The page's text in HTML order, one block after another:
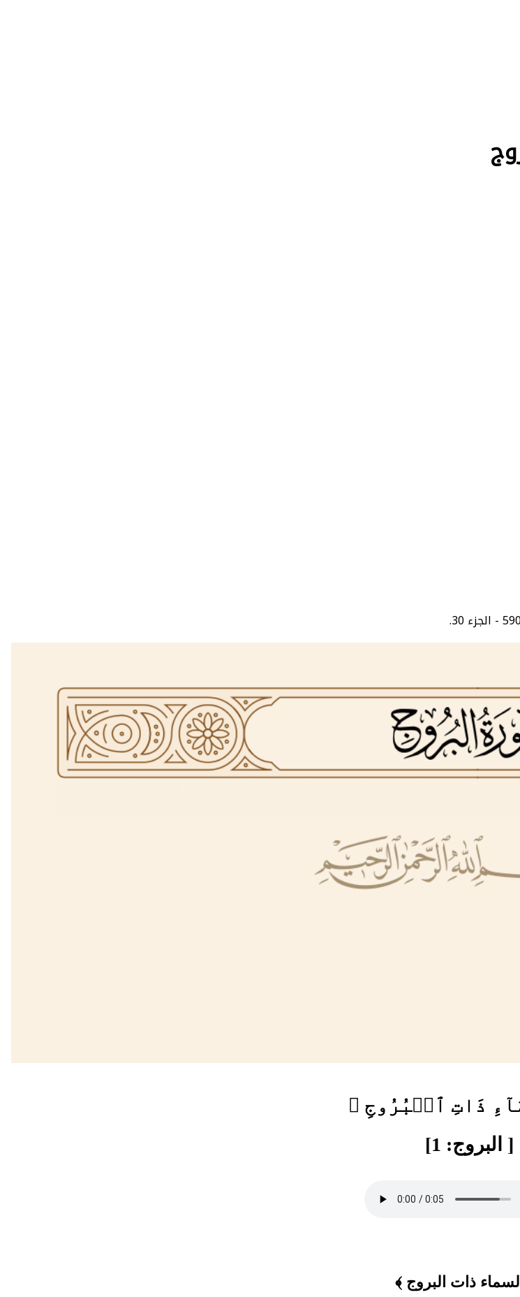
ذَاتِ ٱلۡبُرُوجِ ﴾
[ البروج: 1]
ذات البروج ﴾